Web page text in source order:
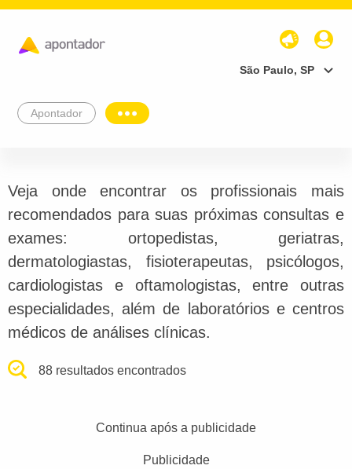
São Paulo, SP
Apontador
Veja onde encontrar os profissionais mais
recomendados para suas próximas consultas e
exames: ortopedistas, geriatras,
dermatologiastas, fisioterapeutas, psicólogos,
cardiologistas e oftamologistas, entre outras
especialidades, além de laboratórios e centros
médicos de análises clínicas.
88 resultados encontrados
Continua após a publicidade
Publicidade